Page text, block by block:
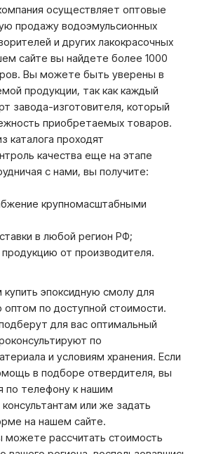
осуществляет оптовые
продажу водоэмульсионных
и других лакокрасочных
сайте вы найдете более 1000
Вы можете быть уверены в
продукции, так как каждый
завода-изготовителя, который
приобретаемых товаров.
каталога проходят
качества еще на этапе
с нами, вы получите:
крупномасштабными
в любой регион РФ;
от производителя.
эпоксидную смолу для
оптом по доступной стоимости.
для вас оптимальный
по
и условиям хранения. Если
в подборе отвердителя, вы
по телефону к нашим
или же задать
на нашем сайте.
можете рассчитать стоимость